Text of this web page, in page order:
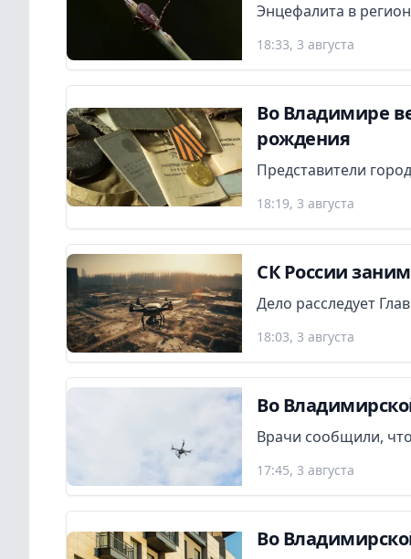
Энцефалита в
18:33, 3 августа
Во Владимире
рождения
Представители
18:19, 3 августа
СК России
Дело расследует
18:03, 3 августа
Во
Врачи сообщили,
17:45, 3 августа
Во